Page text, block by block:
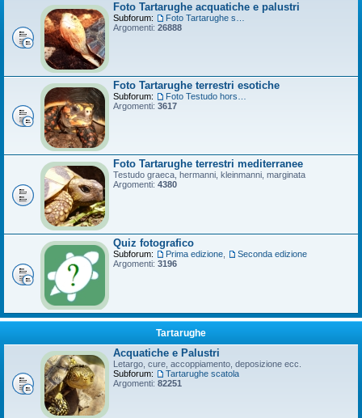
Foto Tartarughe acquatiche e palustri
Subforum:
Argomenti: 26888
Foto Tartarughe terrestri esotiche
Subforum:
Argomenti: 3617
Foto Tartarughe terrestri mediterranee
Testudo graeca, hermanni, kleinmanni, marginata
Argomenti: 4380
Quiz fotografico
Subforum: Prima edizione
Seconda edizione
Argomenti: 3196
Tartarughe
Acquatiche e Palustri
Letargo, cure, accoppiamento, deposizione ecc.
Subforum:
Tartarughe scatola
Argomenti: 82251